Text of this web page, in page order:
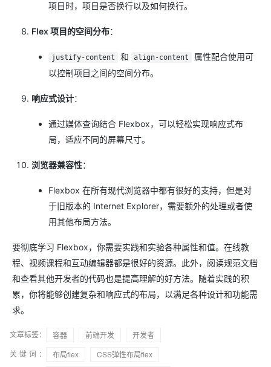
项目时，项目是否换行以及如何换行。
Flex 项目的空间分布：
justify-content 和 align-content
属性配合使用可
以控制项目之间的空间分布。
响应式设计：
通过媒体查询结合 Flexbox，可以轻松实现响应式布
局，适应不同的屏幕尺寸。
浏览器兼容性：
Flexbox 在所有现代浏览器中都有很好的支持，但是对
于旧版本的 Internet Explorer，需要额外的处理或者使
用其他布局方法。
要彻底学习 Flexbox，你需要实践和实验各种属性和值。在线教
程、视频课程和互动编辑器都是很好的资源。此外，阅读规范文档
和查看其他开发者的代码也是提高理解的好方法。随着实践的积
累，你将能够创建复杂和响应式的布局，以满足各种设计和功能需
求。
文章标签： 容器 前端开发
开发者
关键词：
布局flex CSS弹性布局flex